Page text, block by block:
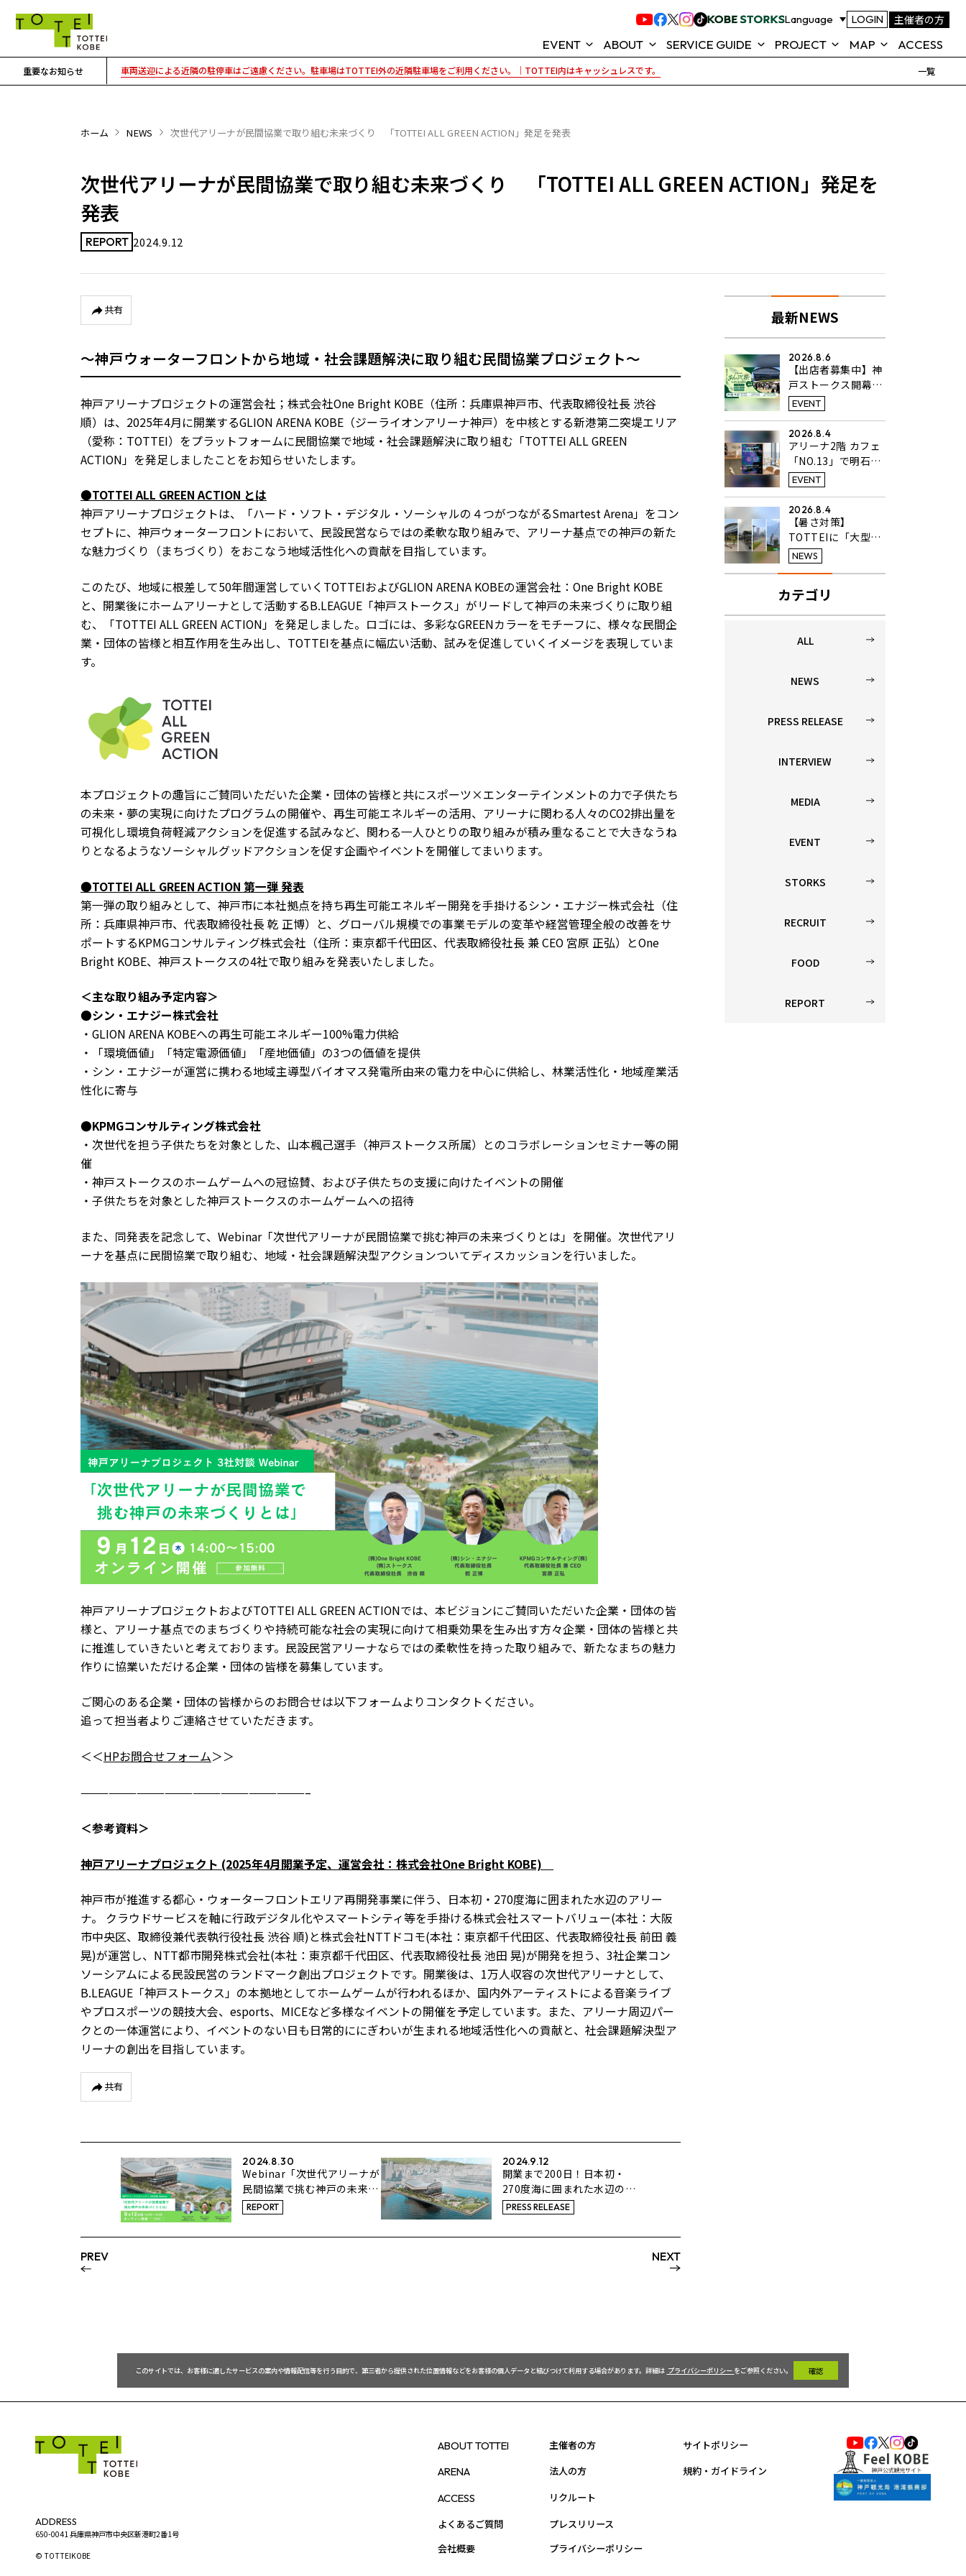
Language LOGIN 主催者の方
EVENT ABOUT
TOTTEI PARK
SERVICE GUIDE
TOTTEI 来場ガイド
PROJECT MAP ACCESS
重要なお知らせ 車両送迎による近隣の駐停車はご遠慮ください。駐車場はTOTTEI外の近隣駐車場をご利用ください。｜TOTTEI内はキャッシュレスです。 一覧
ホーム NEWS 次世代アリーナが民間協業で取り組む未来づくり 「TOTTEI ALL GREEN ACTION」発足を発表
次世代アリーナが民間協業で取り組む未来づくり 「TOTTEI ALL GREEN ACTION」発足を
発表
REPORT 2024.9.12
共有
～神戸ウォーターフロントから地域・社会課題解決に取り組む民間協業プロジェクト～
神戸アリーナプロジェクトの運営会社；株式会社One Bright KOBE（住所：兵庫県神戸市、代表取締役社長 渋谷
順）は、2025年4月に開業するGLION ARENA KOBE（ジーライオンアリーナ神戸）を中核とする新港第二突堤エリア
（愛称：TOTTEI）をプラットフォームに民間協業で地域・社会課題解決に取り組む「TOTTEI ALL GREEN
ACTION」を発足しましたことをお知らせいたします。
●TOTTEI ALL GREEN ACTION とは
神戸アリーナプロジェクトは、「ハード・ソフト・デジタル・ソーシャルの４つがつながるSmartest Arena」をコン
セプトに、神戸ウォーターフロントにおいて、民設民営ならではの柔軟な取り組みで、アリーナ基点での神戸の新た
な魅力づくり（まちづくり）をおこなう地域活性化への貢献を目指しています。
このたび、地域に根差して50年間運営していくTOTTEIおよびGLION ARENA KOBEの運営会社：One Bright KOBE
と、開業後にホームアリーナとして活動するB.LEAGUE「神戸ストークス」がリードして神戸の未来づくりに取り組
む、「TOTTEI ALL GREEN ACTION」を発足しました。ロゴには、多彩なGREENカラーをモチーフに、様々な民間企
業・団体の皆様と相互作用を生み出し、TOTTEIを基点に幅広い活動、試みを促進していくイメージを表現していま
す。
本プロジェクトの趣旨にご賛同いただいた企業・団体の皆様と共にスポーツ×エンターテインメントの力で子供たち
の未来・夢の実現に向けたプログラムの開催や、再生可能エネルギーの活用、アリーナに関わる人々のCO2排出量を
可視化し環境負荷軽減アクションを促進する試みなど、関わる一人ひとりの取り組みが積み重なることで大きなうね
りとなるようなソーシャルグッドアクションを促す企画やイベントを開催してまいります。
●TOTTEI ALL GREEN ACTION 第一弾 発表
第一弾の取り組みとして、神戸市に本社拠点を持ち再生可能エネルギー開発を手掛けるシン・エナジー株式会社（住
所：兵庫県神戸市、代表取締役社長 乾 正博）と、グローバル規模での事業モデルの変革や経営管理全般の改善をサ
ポートするKPMGコンサルティング株式会社（住所：東京都千代田区、代表取締役社長 兼 CEO 宮原 正弘）とOne
Bright KOBE、神戸ストークスの4社で取り組みを発表いたしました。
＜主な取り組み予定内容＞
●シン・エナジー株式会社
・GLION ARENA KOBEへの再生可能エネルギー100%電力供給
・「環境価値」「特定電源価値」「産地価値」の3つの価値を提供
・シン・エナジーが運営に携わる地域主導型バイオマス発電所由来の電力を中心に供給し、林業活性化・地域産業活
性化に寄与
●KPMGコンサルティング株式会社
・次世代を担う子供たちを対象とした、山本楓己選手（神戸ストークス所属）とのコラボレーションセミナー等の開
催
・神戸ストークスのホームゲームへの冠協賛、および子供たちの支援に向けたイベントの開催
・子供たちを対象とした神戸ストークスのホームゲームへの招待
また、同発表を記念して、Webinar「次世代アリーナが民間協業で挑む神戸の未来づくりとは」を開催。次世代アリ
ーナを基点に民間協業で取り組む、地域・社会課題解決型アクションついてディスカッションを行いました。
神戸アリーナプロジェクトおよびTOTTEI ALL GREEN ACTIONでは、本ビジョンにご賛同いただいた企業・団体の皆
様と、アリーナ基点でのまちづくりや持続可能な社会の実現に向けて相乗効果を生み出す方々企業・団体の皆様と共
に推進していきたいと考えております。民設民営アリーナならではの柔軟性を持った取り組みで、新たなまちの魅力
作りに協業いただける企業・団体の皆様を募集しています。
ご関心のある企業・団体の皆様からのお問合せは以下フォームよりコンタクトください。
追って担当者よりご連絡させていただきます。
＜＜HPお問合せフォーム＞＞
————————————————————————–
＜参考資料＞
神戸アリーナプロジェクト (2025年4月開業予定、運営会社：株式会社One Bright KOBE)
神戸市が推進する都心・ウォーターフロントエリア再開発事業に伴う、日本初・270度海に囲まれた水辺のアリー
ナ。 クラウドサービスを軸に行政デジタル化やスマートシティ等を手掛ける株式会社スマートバリュー(本社：大阪
市中央区、取締役兼代表執行役社長 渋谷 順)と株式会社NTTドコモ(本社：東京都千代田区、代表取締役社長 前田 義
晃)が運営し、NTT都市開発株式会社(本社：東京都千代田区、代表取締役社長 池田 晃)が開発を担う、3社企業コン
ソーシアムによる民設民営のランドマーク創出プロジェクトです。開業後は、1万人収容の次世代アリーナとして、
B.LEAGUE「神戸ストークス」の本拠地としてホームゲームが行われるほか、国内外アーティストによる音楽ライブ
やプロスポーツの競技大会、esports、MICEなど多様なイベントの開催を予定しています。また、アリーナ周辺パー
クとの一体運営により、イベントのない日も日常的ににぎわいが生まれる地域活性化への貢献と、社会課題解決型ア
リーナの創出を目指しています。
共有
2024.8.30
Webinar「次世代アリーナが
民間協業で挑む神戸の未来づ
くりとは」 9 月 12 日（木）
オンライン開催
REPORT
2024.9.12
開業まで200日！日本初・
270度海に囲まれた水辺のア
リーナ プロジェクト進捗ご
報告
PRESS RELEASE
PREV NEXT
最新NEWS
2026.8.6
【出店者募集中】神
戸ストークス開幕戦
同日開催のフードフ
ェス「KANSAIまん
ぷく祭 in TOTTEI
PARK」開催決定！
EVENT
2026.8.4
アリーナ2階 カフェ
「NO.13」で明石高
校美術科3年生のア
ート作品展を開催中
EVENT
2026.8.4
【暑さ対策】
TOTTEIに「大型タ
ーフテント」と「ひ
んやりミスト」を設
NEWS
カテゴリ
ALL
NEWS
PRESS RELEASE
INTERVIEW
MEDIA
EVENT
STORKS
RECRUIT
FOOD
REPORT
このサイトでは、お客様に適したサービスの案内や情報配信等を行う目的で、第三者から提供された位置情報などをお客様の個人データと結びつけて利用する場合があります。詳細は プライバシーポリシー をご参照ください。
ADDRESS
650-0041 兵庫県神戸市中央区新港町2番1号
© TOTTEIKOBE
ABOUT TOTTEI
ARENA
ACCESS
よくあるご質問
会社概要
主催者の方
法人の方
リクルート
プレスリリース
プライバシーポリシー
サイトポリシー
規約・ガイドライン